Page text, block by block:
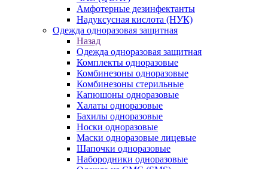
Амфотерные дезинфектанты
Надуксусная кислота (НУК)
Одежда одноразовая защитная
Назад
Одежда одноразовая защитная
Комплекты одноразовые
Комбинезоны одноразовые
Комбинезоны стерильные
Капюшоны одноразовые
Халаты одноразовые
Бахилы одноразовые
Носки одноразовые
Маски одноразовые лицевые
Шапочки одноразовые
Набородники одноразовые